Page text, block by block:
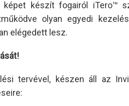
készít fogairól iTero™
olyan egyedi
elégedett lesz.
tervével, készen áll az